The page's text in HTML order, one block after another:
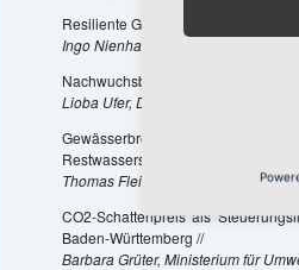
Resiliente
Ingo Nienhaus, DIE GEWÄSSER-
Nachwuchsbeitrag: Moorschutz als
Lioba Ufer, DIE GEWÄSSER-
Gewässerbreite – ein
Restwasserstrecken lernen können //
Thomas Fleischhacker,
CO2-Schattenpreis als
Baden-Württemberg //
Barbara Grüter, Ministerium für